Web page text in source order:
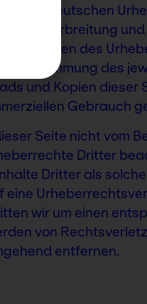
dem deutschen
Verbreitung
Grenzen des
Zustimmung des
und Kopien dieser
Gebrauch
Seite nicht vom
Dritter
Dritter als
eine
wir um einen
von
entfernen.